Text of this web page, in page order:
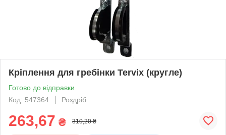
Кріплення для гребінки Tervix (кругле)
Готово до відправки
Код: 547364
Роздріб
263,67 ₴ 310,20 ₴